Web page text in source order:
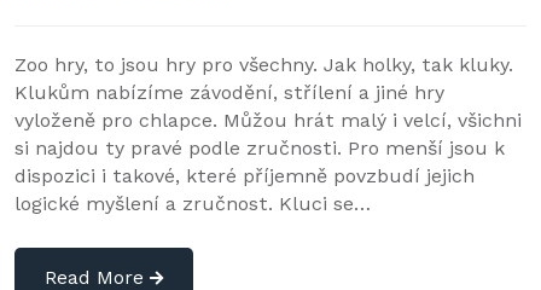
Zoo hry, to jsou hry pro všechny. Jak holky, tak kluky.
Klukům nabízíme závodění, střílení a jiné hry
vyloženě pro chlapce. Můžou hrát malý i velcí, všichni
si najdou ty pravé podle zručnosti. Pro menší jsou k
dispozici i takové, které příjemně povzbudí jejich
logické myšlení a zručnost. Kluci se…
Read More